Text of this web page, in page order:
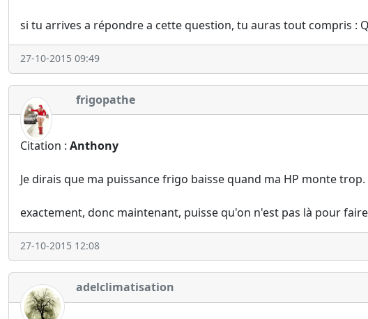
si tu arrives a répondre a cette question, tu auras tout compris :
27-10-2015 09:49
frigopathe
Citation : Anthony
Je dirais que ma puissance frigo baisse quand ma HP monte
exactement, donc maintenant, puisse qu'on n'est pas là pour
27-10-2015 12:08
adelclimatisation